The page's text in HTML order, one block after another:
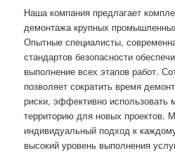
Наша компания предлагает
демонтажа крупных
Опытные специалисты,
стандартов безопасности
выполнение всех этапов работ.
позволяет сократить время
риски, эффективно использовать
территорию для новых проектов.
индивидуальный подход к
высокий уровень выполнения